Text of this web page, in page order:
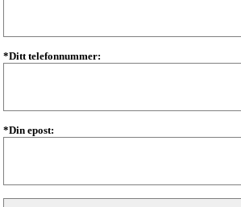
*Ditt telefonnummer:
*Din epost: